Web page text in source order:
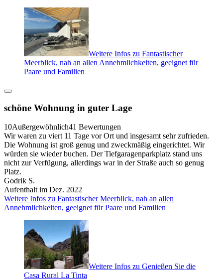
Weitere Infos zu Fantastischer
Meerblick, nah an allen Annehmlichkeiten, geeignet für
Paare und Familien
schöne Wohnung in guter Lage
10Außergewöhnlich41 Bewertungen
Wir waren zu viert 11 Tage vor Ort und insgesamt sehr zufrieden.
Die Wohnung ist groß genug und zweckmäßig eingerichtet. Wir
würden sie wieder buchen. Der Tiefgaragenparkplatz stand uns
nicht zur Verfügung, allerdings war in der Straße auch so genug
Platz.
Godrik S.
Aufenthalt im Dez. 2022
Weitere Infos zu Fantastischer Meerblick, nah an allen
Annehmlichkeiten, geeignet für Paare und Familien
Weitere Infos zu Genießen Sie die
Casa Rural La Tinta